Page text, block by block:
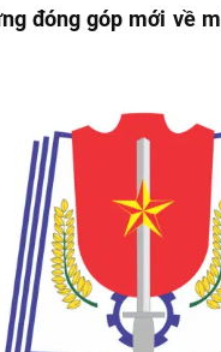
đóng góp mới về